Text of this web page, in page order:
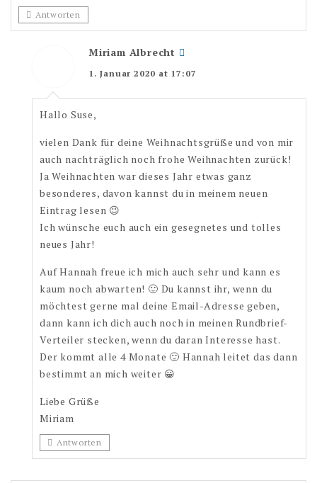
Antworten
Miriam Albrecht
1. Januar 2020 at 17:07
Hallo Suse,
vielen Dank für deine Weihnachtsgrüße und von mir
auch nachträglich noch frohe Weihnachten zurück!
Ja Weihnachten war dieses Jahr etwas ganz
besonderes, davon kannst du in meinem neuen
Eintrag lesen 😉
Ich wünsche euch auch ein gesegnetes und tolles
neues Jahr!
Auf Hannah freue ich mich auch sehr und kann es
kaum noch abwarten! 🙂 Du kannst ihr, wenn du
möchtest gerne mal deine Email-Adresse geben,
dann kann ich dich auch noch in meinen Rundbrief-
Verteiler stecken, wenn du daran Interesse hast.
Der kommt alle 4 Monate 🙂 Hannah leitet das dann
bestimmt an mich weiter 😀
Liebe Grüße
Miriam
Antworten